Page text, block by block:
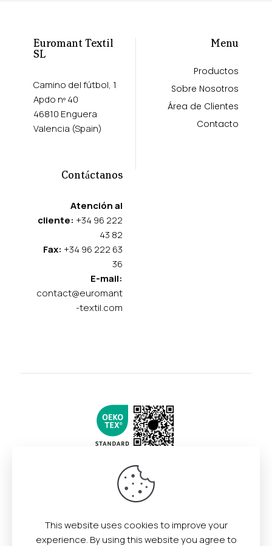
Euromant Textil
SL
Camino del fútbol, 1
Apdo nº 40
46810 Enguera
Valencia (Spain)
Menu
Productos
Sobre Nosotros
Área de Clientes
Contacto
Contáctanos
Atención al
cliente: +34 96 222
43 82
Fax: +34 96 222 63
36
E-mail:
contact@euromant
-textil.com
This website uses cookies to improve your
experience. By using this website you agree to